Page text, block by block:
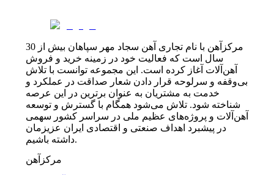
مرکزآهن با نام تجاری آهن سجاد مهر سپاهان بیش از 30
سال است که فعالیت خود در زمینه خرید و فروش
آهن‌آلات آغاز کرده است. این مجموعه توانست با تلاش
بی‌وقفه و سرلوحه قرار دادن شعار صداقت در عملکرد و
خدمت به مشتریان به عنوان برترین در این عرصه
شناخته شود. تلاش می‌شود همگام با گسترش و توسعه
آهن‌آلات و پروژه‌های عظیم ملی در سراسر کشور سهمی
در پیشبرد اهداف صنعتی و اقتصادی ایران عزیزمان
داشته باشیم.
مرکزآهن